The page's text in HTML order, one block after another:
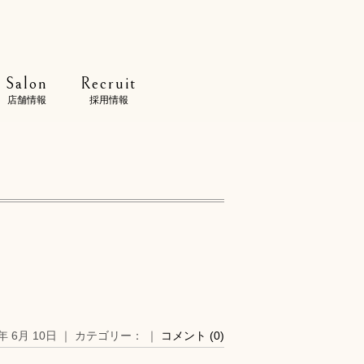
Salon
店舗情報
Recruit
採用情報
6月 10日 ｜ カテゴリー： ｜ コメント (0)